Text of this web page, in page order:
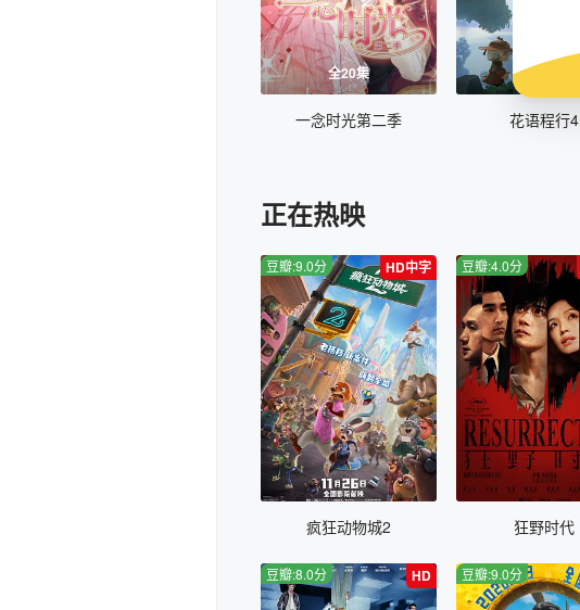
全20集
一念时光第二季
全12集
花语程行4
正在热映
HD中字
豆瓣:9.0分
疯狂动物城2
豆瓣:4.0分
狂野时代
HD
豆瓣:8.0分 豆瓣:9.0分